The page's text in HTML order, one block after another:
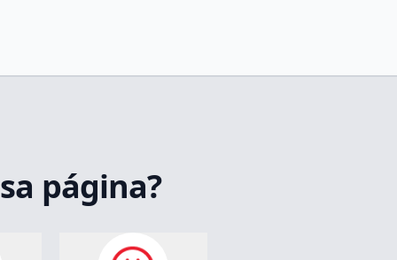
página?